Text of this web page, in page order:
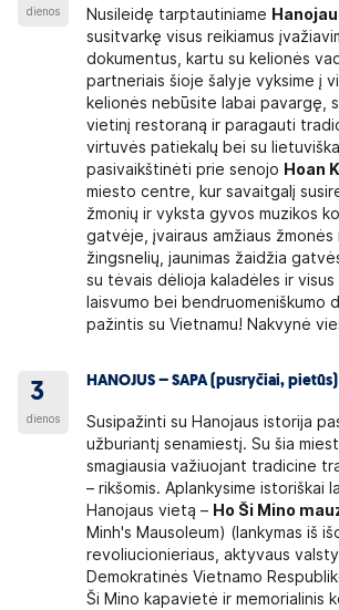
dienos Nusileidę tarptautiniame
susitvarkę visus reikiamus
dokumentus, kartu su kelionės
partneriais šioje šalyje vyksime į
kelionės nebūsite labai pavargę,
vietinį restoraną ir paragauti
virtuvės patiekalų bei su
pasivaikštinėti prie senojo Hoan
miesto centre, kur savaitgalį
žmonių ir vyksta gyvos muzikos
gatvėje, įvairaus amžiaus žmonės
žingsnelių, jaunimas žaidžia
su tėvais dėlioja kaladėles ir
laisvumo bei bendruomeniškumo
pažintis su Vietnamu! Nakvynė
3
dienos
HANOJUS – SAPA (pusryčiai, pietūs)
Susipažinti su Hanojaus istorija
užburiantį senamiestį. Su šia
smagiausia važiuojant tradicine
– rikšomis. Aplankysime istoriškai
Hanojaus vietą – Ho Ši Mino
Minh's Mausoleum) (lankymas iš
revoliucionieriaus, aktyvaus
Demokratinės Vietnamo
Ši Mino kapavietė ir memorialinis